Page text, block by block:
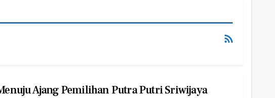
Ajang Pemilihan Putra Putri Sriwijaya